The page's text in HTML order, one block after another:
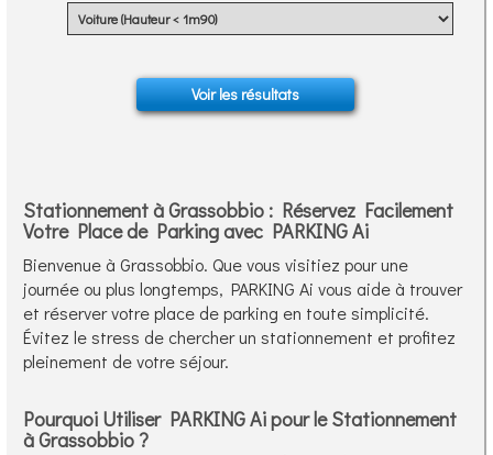
Stationnement à Grassobbio : Réservez Facilement
Votre Place de Parking avec PARKING Ai
Bienvenue à Grassobbio. Que vous visitiez pour une
journée ou plus longtemps, PARKING Ai vous aide à trouver
et réserver votre place de parking en toute simplicité.
Évitez le stress de chercher un stationnement et profitez
pleinement de votre séjour.
Pourquoi Utiliser PARKING Ai pour le Stationnement
à Grassobbio ?